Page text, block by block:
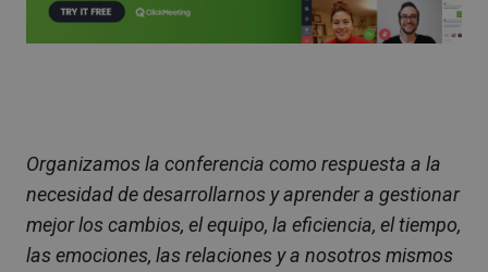
Organizamos la conferencia como respuesta a la
necesidad de desarrollarnos y aprender a gestionar
mejor los cambios, el equipo, la eficiencia, el tiempo,
las emociones, las relaciones y a nosotros mismos